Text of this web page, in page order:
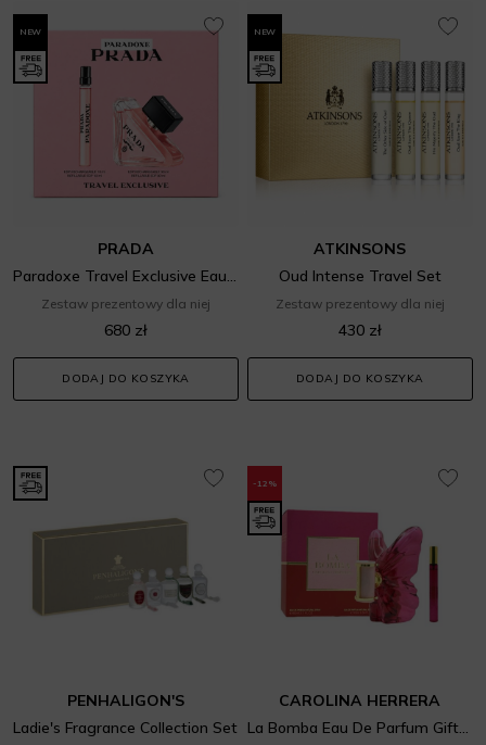
NEW
PRADA
Paradoxe Travel Exclusive Eau de Parfum Rechargeable Set
Zestaw prezentowy dla niej
680 zł
DODAJ DO KOSZYKA
NEW
ATKINSONS
Oud Intense Travel Set
Zestaw prezentowy dla niej
430 zł
DODAJ DO KOSZYKA
PENHALIGON'S
Ladie's Fragrance Collection Set
-12%
CAROLINA HERRERA
La Bomba Eau De Parfum Gift Set